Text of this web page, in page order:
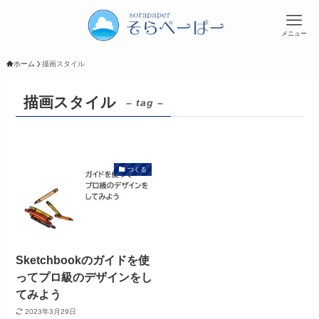
メニュー
ホーム 描画スタイル
描画スタイル – tag –
つくる
Sketchbookのガイドを使
ってプロ級のデザインをし
てみよう
2023年3月29日